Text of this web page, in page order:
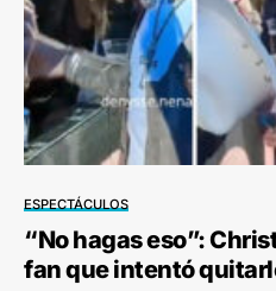
ESPECTÁCULOS
“No hagas eso”:
fan que intentó